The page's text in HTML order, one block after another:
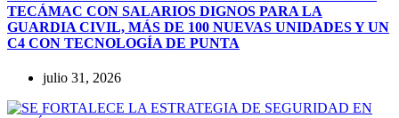
TECÁMAC CON SALARIOS DIGNOS PARA LA
GUARDIA CIVIL, MÁS DE 100 NUEVAS UNIDADES Y UN
C4 CON TECNOLOGÍA DE PUNTA
julio 31, 2026